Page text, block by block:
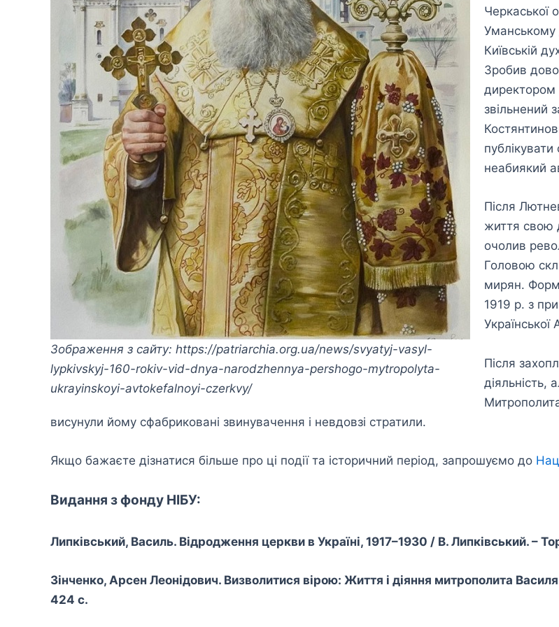
Зображення з сайту: https://patriarchia.org.ua/news/svyatyj-vasyl-
lypkivskyj-160-rokiv-vid-dnya-narodzhennya-pershogo-mytropolyta-
ukrayinskoyi-avtokefalnoyi-czerkvy/
Черкаської
Уманському
Київській
Зробив
директором
звільнений
неабиякий
Після
життя свою
очолив
Головою
мирян.
1919 р. з
Після
діяльність,
висунули йому сфабриковані звинувачення і невдовзі стратили.
Якщо бажаєте дізнатися більше про ці події та історичний період, запрошуємо до
Видання з фонду НІБУ:
Липківський, Василь. Відродження церкви в Україні, 1917–1930 / В. Липківський. –
Зінченко, Арсен Леонідович. Визволитися вірою: Життя і діяння митрополита
424 с.